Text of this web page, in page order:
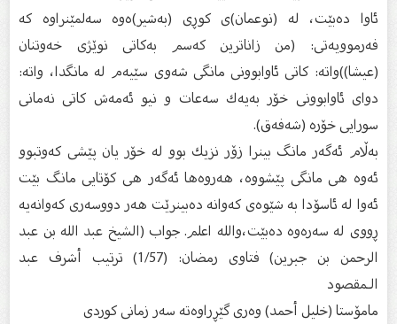
ئاوا دەبێت، لە (نوعمان)ی كوڕی (بەشیر)ەوە سەلمێنراوە كە
فەرموویەتی: (من زاناترین كەسم بەكاتی نوێژی خەوتنان
(عیشا))واتە: كاتی ئاوابوونی مانگی شەوی سێیەم لە مانگدا، واتە:
دوای ئاوابوونی خۆر بەیەك سەعات و نیو ئەمەش كاتی نەمانی
سورایی خۆرە (شەفەق).
بەڵام ئەگەر مانگ بینرا زۆر نزیك بوو لە خۆر یان پێشی كەوتبوو
ئەوە هی مانگی پێشووە، هەروەها ئەگەر هی كۆتایی مانگ بێت
ئەوا لە ئاسۆدا بە شێوەی كەوانە دەبینرێت هەر دووسەری كەوانەیە
ڕووی لە سەرەوە دەبێت،والله اعلم. جواب (الشيخ عبد الله بن عبد
الرحمن بن جبرين) فتاوى رمضان: (1/57) ترتيب أشرف عبد
الـمقصود
مامۆستا (خلیل أحمد) وەرى گێڕراوەتە سەر زمانى كوردى